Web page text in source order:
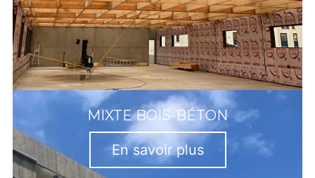
MIXTE BOIS-BÉTON
En savoir plus